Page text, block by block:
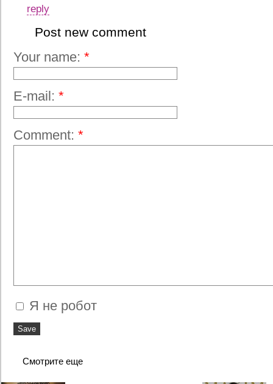
reply
Post new comment
Your name: *
E-mail: *
Comment: *
Я не робот
Смотрите еще